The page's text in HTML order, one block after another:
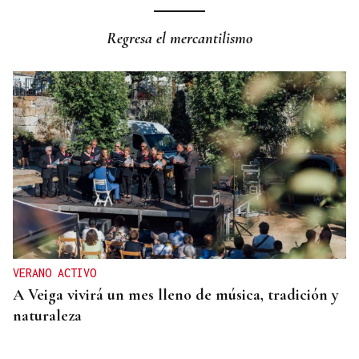
Regresa el mercantilismo
VERANO ACTIVO
A Veiga vivirá un mes lleno de música, tradición y
naturaleza